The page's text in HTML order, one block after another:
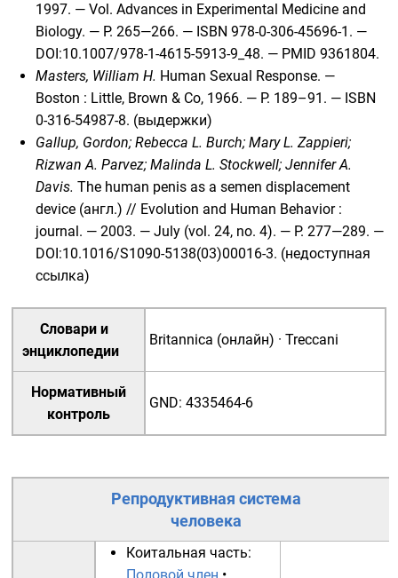
1997. — Vol. Advances in Experimental Medicine and
Biology. — P. 265—266. — ISBN 978-0-306-45696-1 . —
DOI:10.1007/978-1-4615-5913-9_48. — PMID 9361804.
Masters, William H. Human Sexual Response. —
Boston : Little, Brown & Co, 1966. — P. 189–91. — ISBN
0-316-54987-8. (выдержки)
Gallup, Gordon; Rebecca L. Burch; Mary L. Zappieri;
Rizwan A. Parvez; Malinda L. Stockwell; Jennifer A.
Davis. The human penis as a semen displacement
device (англ.) // Evolution and Human Behavior:
journal. — 2003. — July (vol. 24, no. 4). — P. 277—289. —
DOI:10.1016/S1090-5138(03)00016-3. (недоступная
ссылка)
Словари и
энциклопедии
Britannica (онлайн) · Treccani
Нормативный
контроль
GND: 4335464-6
Репродуктивная система
человека
Коитальная часть: